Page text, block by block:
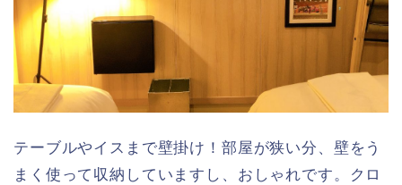
テーブルやイスまで壁掛け！部屋が狭い分、壁をう
まく使って収納していますし、おしゃれです。クロ